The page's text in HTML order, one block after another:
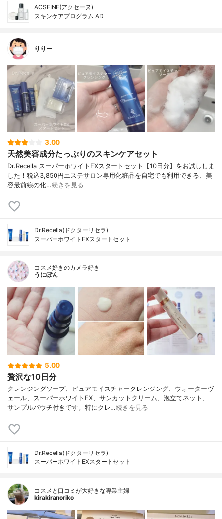
ACSEINE(アクセーヌ)
スキンケアプログラム AD
りりー
3.00
天然美容成分たっぷりのスキンケアセット
Dr.Recella スーパーホワイトEXスタートセット【10日分】をお試ししま
した！税込3,850円エステサロン専用化粧品を自宅でも利用できる、美
容最前線の化…続きを見る
Dr.Recella(ドクターリセラ)
スーパーホワイトEXスタートセット
コスメ好きのカメラ好き
うにぽん
5.00
贅沢な10日分
クレンジングソープ、ピュアモイスチャークレンジング、ウォーターヴ
ェール、スーパーホワイトEX、サンカットクリーム、泡立てネット、
サンプルパウチ付きです。特にクレ…続きを見る
Dr.Recella(ドクターリセラ)
スーパーホワイトEXスタートセット
コスメと口コミが大好きな専業主婦
kirakiranoriko